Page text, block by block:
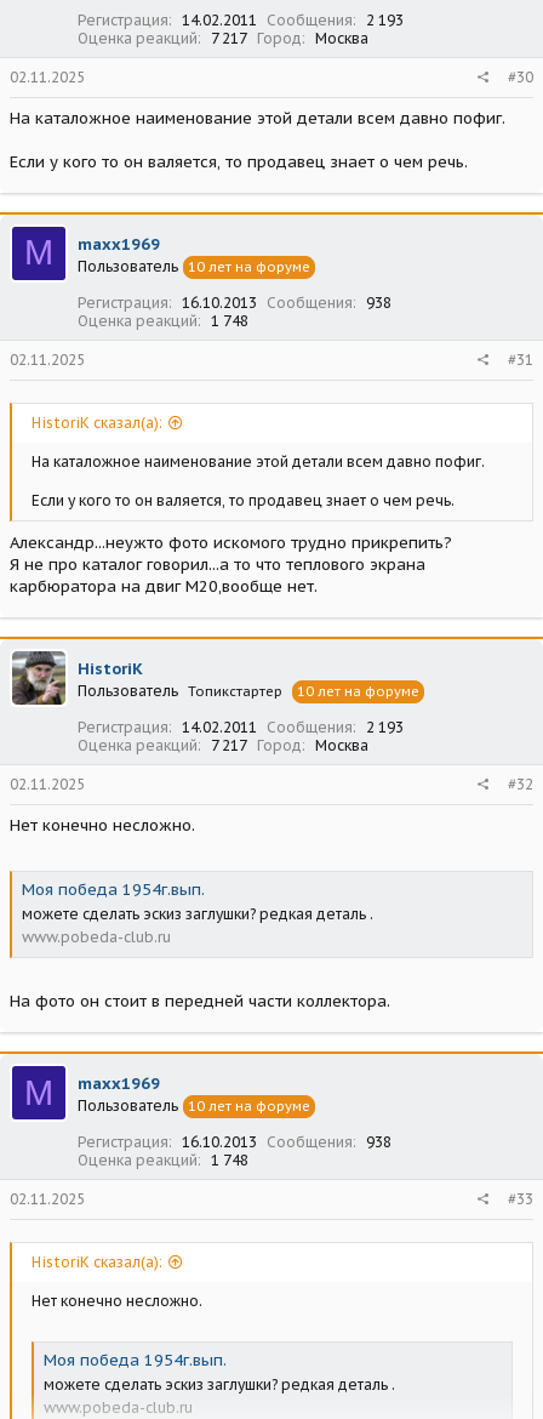
Регистрация 14.02.2011 Сообщения
2 193
Оценка реакций
7 217 Город Москва
02.11.2025 #30
На каталожное наименование этой детали всем давно пофиг.
Если у кого то он валяется, то продавец знает о чем речь.
M maxx1969
Пользователь 10 лет на форуме
Регистрация 16.10.2013 Сообщения
938
Оценка реакций
1 748
02.11.2025 #31
HistoriK сказал(а):
На каталожное наименование этой детали всем давно пофиг.
Если у кого то он валяется, то продавец знает о чем речь.
Александр...неужто фото искомого трудно прикрепить?
Я не про каталог говорил...а то что теплового экрана
карбюратора на двиг М20,вообще нет.
HistoriK
Пользователь Топикстартер 10 лет на форуме
Регистрация 14.02.2011 Сообщения
2 193
Оценка реакций
7 217 Город Москва
02.11.2025 #32
Нет конечно несложно.
Моя победа 1954г.вып.
можете сделать эскиз заглушки? редкая деталь .
www.pobeda-club.ru
На фото он стоит в передней части коллектора.
M maxx1969
Пользователь 10 лет на форуме
Регистрация 16.10.2013 Сообщения
938
Оценка реакций
1 748
02.11.2025 #33
HistoriK сказал(а):
Нет конечно несложно.
Моя победа 1954г.вып.
можете сделать эскиз заглушки? редкая деталь .
www.pobeda-club.ru